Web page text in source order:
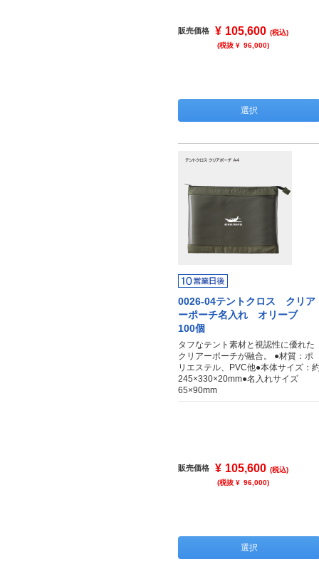
販売価格 ¥ 105,600 (税込)
(税抜 ¥ 96,000)
選択
0026-04テントクロス クリア
ーポーチ名入れ オリーブ
100個
タフなテント素材と視認性に優れた
クリアーポーチが融合。 ●材質：ポ
リエステル、PVC他●本体サイズ：
245×330×20mm●名入れサイズ
65×90mm
販売価格 ¥ 105,600 (税込)
(税抜 ¥ 96,000)
選択